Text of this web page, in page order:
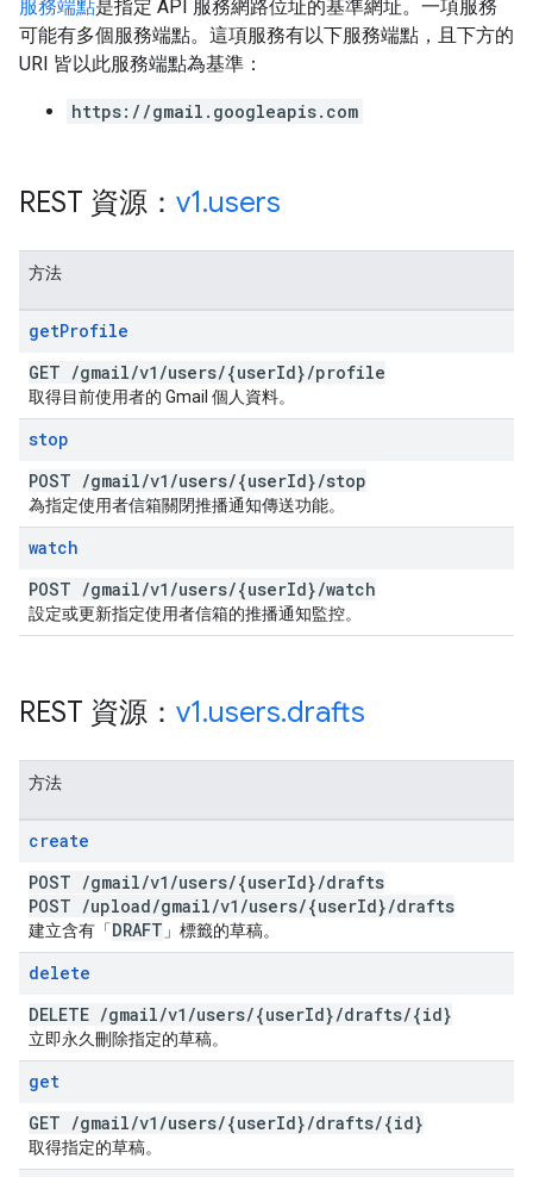
服務端點是指定 API 服務網路位址的基準網址。一項服務
可能有多個服務端點。這項服務有以下服務端點，且下方的
URI 皆以此服務端點為基準：
https://gmail.googleapis.com
REST 資源： v1.users
方法
getProfile
GET /gmail/v1 /users/{userId}/profile
取得目前使用者的 Gmail 個人資料。
stop
POST /gmail/v1 /users/{userId}/stop
為指定使用者信箱關閉推播通知傳送功能。
watch
POST /gmail/v1 /users/{userId}/watch
設定或更新指定使用者信箱的推播通知監控。
REST 資源： v1.users.drafts
方法
create
POST /gmail/v1 /users/{userId}/drafts
POST /upload/gmail/v1 /users/{userId}/drafts
建立含有「DRAFT 」標籤的草稿。
delete
DELETE /gmail/v1 /users/{userId}/drafts/{id}
立即永久刪除指定的草稿。
get
GET /gmail/v1 /users/{userId}/drafts/{id}
取得指定的草稿。